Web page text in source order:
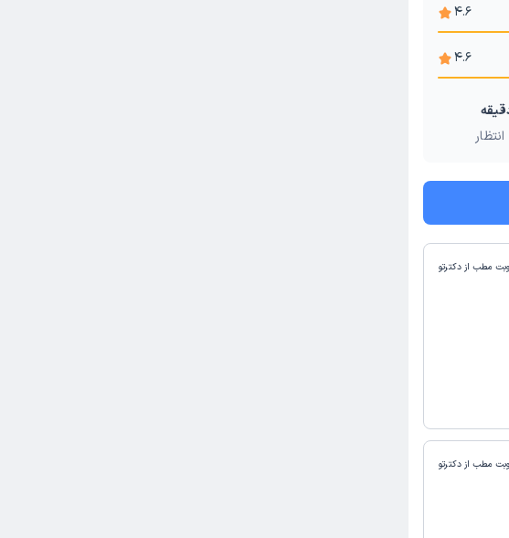
4.6
4.6
مطب از دکترتو
مطب از دکترتو